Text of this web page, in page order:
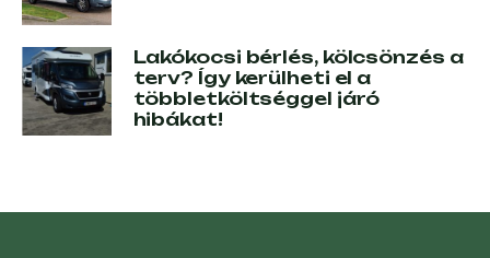
Lakókocsi bérlés, kölcsönzés a
terv? Így kerülheti el a
többletköltséggel járó
hibákat!